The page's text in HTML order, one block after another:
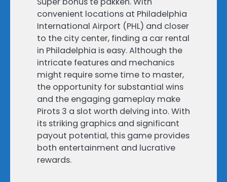
convenient locations at Philadelphia
International Airport (PHL) and closer
to the city center, finding a car rental
in Philadelphia is easy. Although the
intricate features and mechanics
might require some time to master,
the opportunity for substantial wins
and the engaging gameplay make
Pirots 3 a slot worth delving into. With
its striking graphics and significant
payout potential, this game provides
both entertainment and lucrative
rewards.